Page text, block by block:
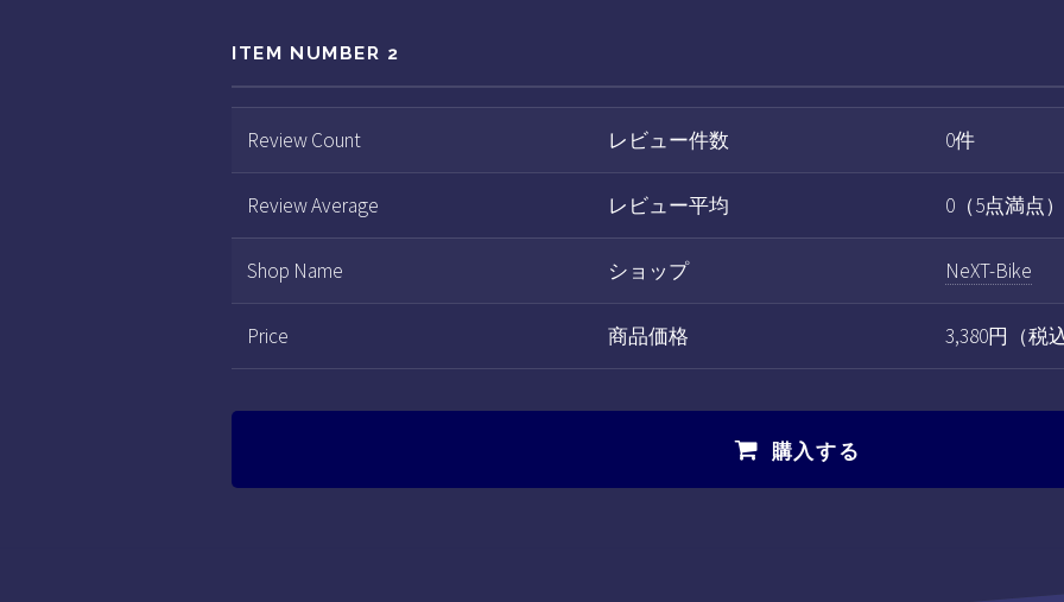
ITEM NUMBER 2
Review Count レビュー件数 0件
Review Average レビュー平均 0（5点満点）
Shop Name ショップ NeXT-Bike
Price 商品価格 3,380円（税
購入する